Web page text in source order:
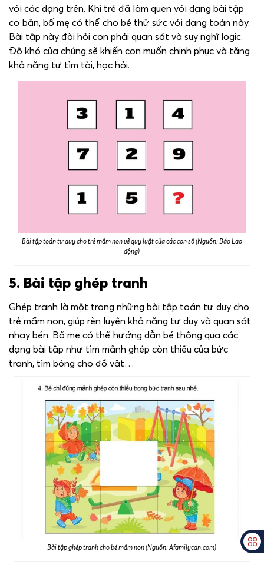
với các dạng trên. Khi trẻ đã làm quen với dạng bài tập
cơ bản, bố mẹ có thể cho bé thử sức với dạng toán này.
Bài tập này đòi hỏi con phải quan sát và suy nghĩ logic.
Độ khó của chúng sẽ khiến con muốn chinh phục và tăng
khả năng tự tìm tòi, học hỏi.
Bài tập toán tư duy cho trẻ mầm non về quy luật của các con số (Nguồn: Báo Lao
động)
5. Bài tập ghép tranh
Ghép tranh là một trong những bài tập toán tư duy cho
trẻ mầm non, giúp rèn luyện khả năng tư duy và quan sát
nhạy bén. Bố mẹ có thể hướng dẫn bé thông qua các
dạng bài tập như tìm mảnh ghép còn thiếu của bức
tranh, tìm bóng cho đồ vật…
Bài tập ghép tranh cho bé mầm non (Nguồn: Afamilycdn.com)